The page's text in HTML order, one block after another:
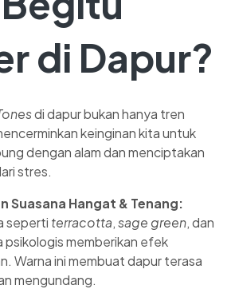
di Dapur?
di dapur bukan hanya tren
keinginan kita untuk
dengan alam dan menciptakan
stres.
Suasana Hangat & Tenang:
seperti terracotta,sage green, dan
psikologis memberikan efek
Warna ini membuat dapur terasa
mengundang.